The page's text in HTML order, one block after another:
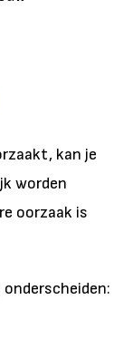
kan je
worden
oorzaak is